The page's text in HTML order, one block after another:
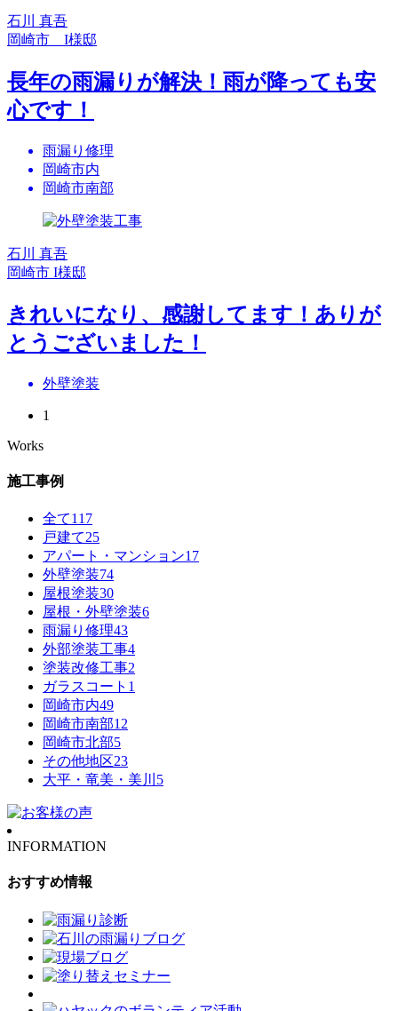
石川 真吾
岡崎市 I様邸
長年の雨漏りが解決！雨が降っても安
心です！
雨漏り修理
岡崎市内
岡崎市南部
石川 真吾
岡崎市 I様邸
きれいになり、感謝してます！ありが
とうございました！
外壁塗装
1
Works
施工事例
全て117
戸建て25
アパート・マンション17
外壁塗装74
屋根塗装30
屋根・外壁塗装6
雨漏り修理43
外部塗装工事4
塗装改修工事2
ガラスコート 1
岡崎市内49
岡崎市南部12
岡崎市北部5
その他地区23
大平・竜美・美川 5
INFORMATION
おすすめ情報